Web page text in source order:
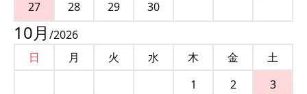
27
28 29 30
10月 /2026
日
月 火 水 木 金
土
1
2
3